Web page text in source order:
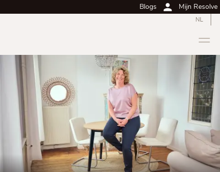
Blogs Mijn Resolve
NL